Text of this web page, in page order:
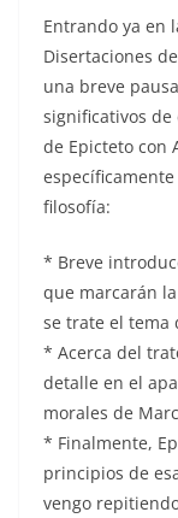
Entrando ya en
Disertaciones
una breve
significativos
de Epicteto con
filosofía:
* Breve
que marcarán
se trate el tema
* Acerca del
detalle en el
morales de
* Finalmente,
principios de
vengo